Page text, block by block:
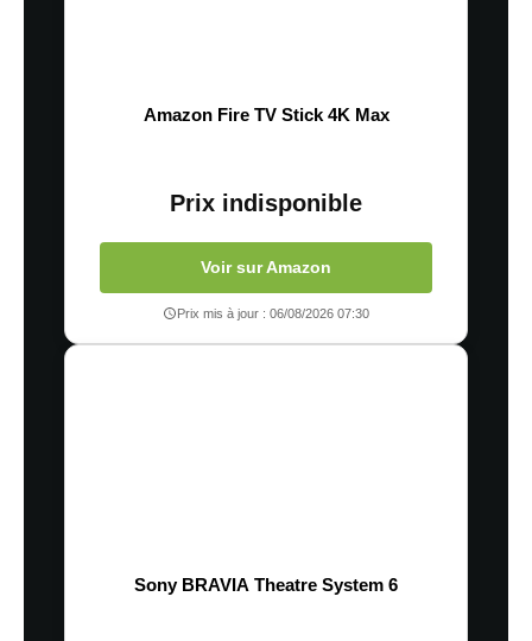
Amazon Fire TV Stick 4K Max
Prix indisponible
Voir sur Amazon
Prix mis à jour : 06/08/2026 07:30
Sony BRAVIA Theatre System 6